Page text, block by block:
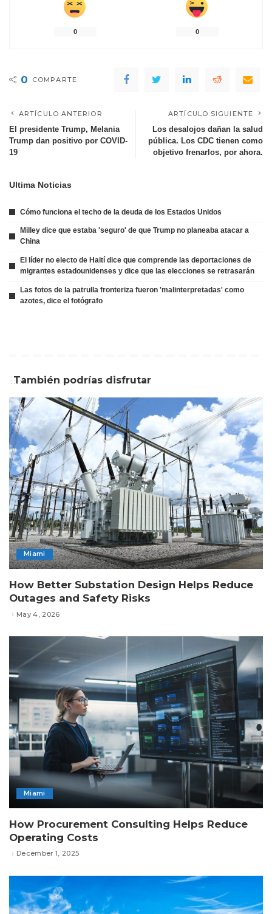
0 0
0 COMPARTE
ARTÍCULO ANTERIOR
El presidente Trump, Melania
Trump dan positivo por COVID-
19
ARTÍCULO SIGUIENTE
Los desalojos dañan la salud
pública. Los CDC tienen como
objetivo frenarlos, por ahora.
Ultima Noticias
Cómo funciona el techo de la deuda de los Estados Unidos
Milley dice que estaba 'seguro' de que Trump no planeaba atacar a
China
El líder no electo de Haití dice que comprende las deportaciones de
migrantes estadounidenses y dice que las elecciones se retrasarán
Las fotos de la patrulla fronteriza fueron 'malinterpretadas' como
azotes, dice el fotógrafo
También podrías disfrutar
Miami
How Better Substation Design Helps Reduce
Outages and Safety Risks
May 4, 2026
Miami
How Procurement Consulting Helps Reduce
Operating Costs
December 1, 2025